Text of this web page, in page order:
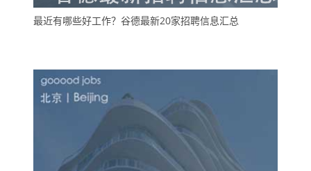
最近有哪些好工作？谷德最新20家招聘信息汇总